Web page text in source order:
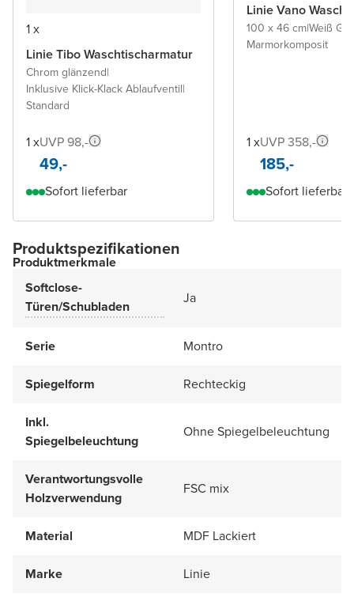
1 x
Linie Tibo Waschtischarmatur
Chrom glänzend|
Inklusive Klick-Klack Ablaufventil|
Standard
1 xUVP 98,-
49,-
Sofort lieferbar
Linie Vano
100 x 46 cm|Weiß
Marmorkomposit
1 xUVP 358,-
185,-
Sofort lieferbar
Produktspezifikationen
Produktmerkmale
Softclose-
Türen/Schubladen
Ja
Serie Montro
Spiegelform Rechteckig
Inkl.
Spiegelbeleuchtung
Ohne Spiegelbeleuchtung
Verantwortungsvolle
Holzverwendung
FSC mix
Material MDF Lackiert
Marke Linie